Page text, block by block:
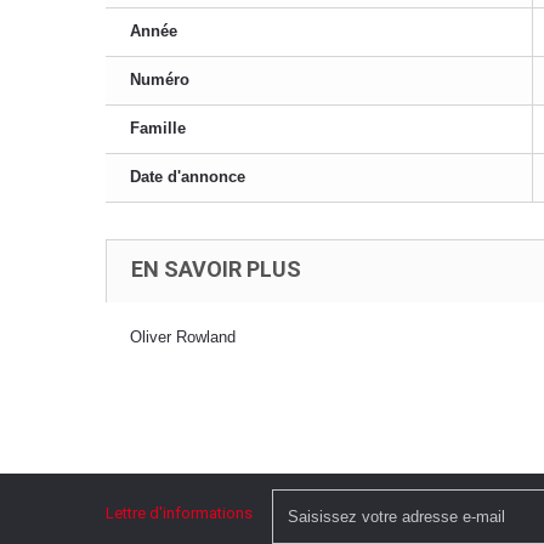
Année
Numéro
Famille
Date d'annonce
EN SAVOIR PLUS
Oliver Rowland
Lettre d'informations